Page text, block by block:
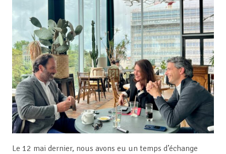
Le 12 mai dernier, nous avons eu un temps d’échange